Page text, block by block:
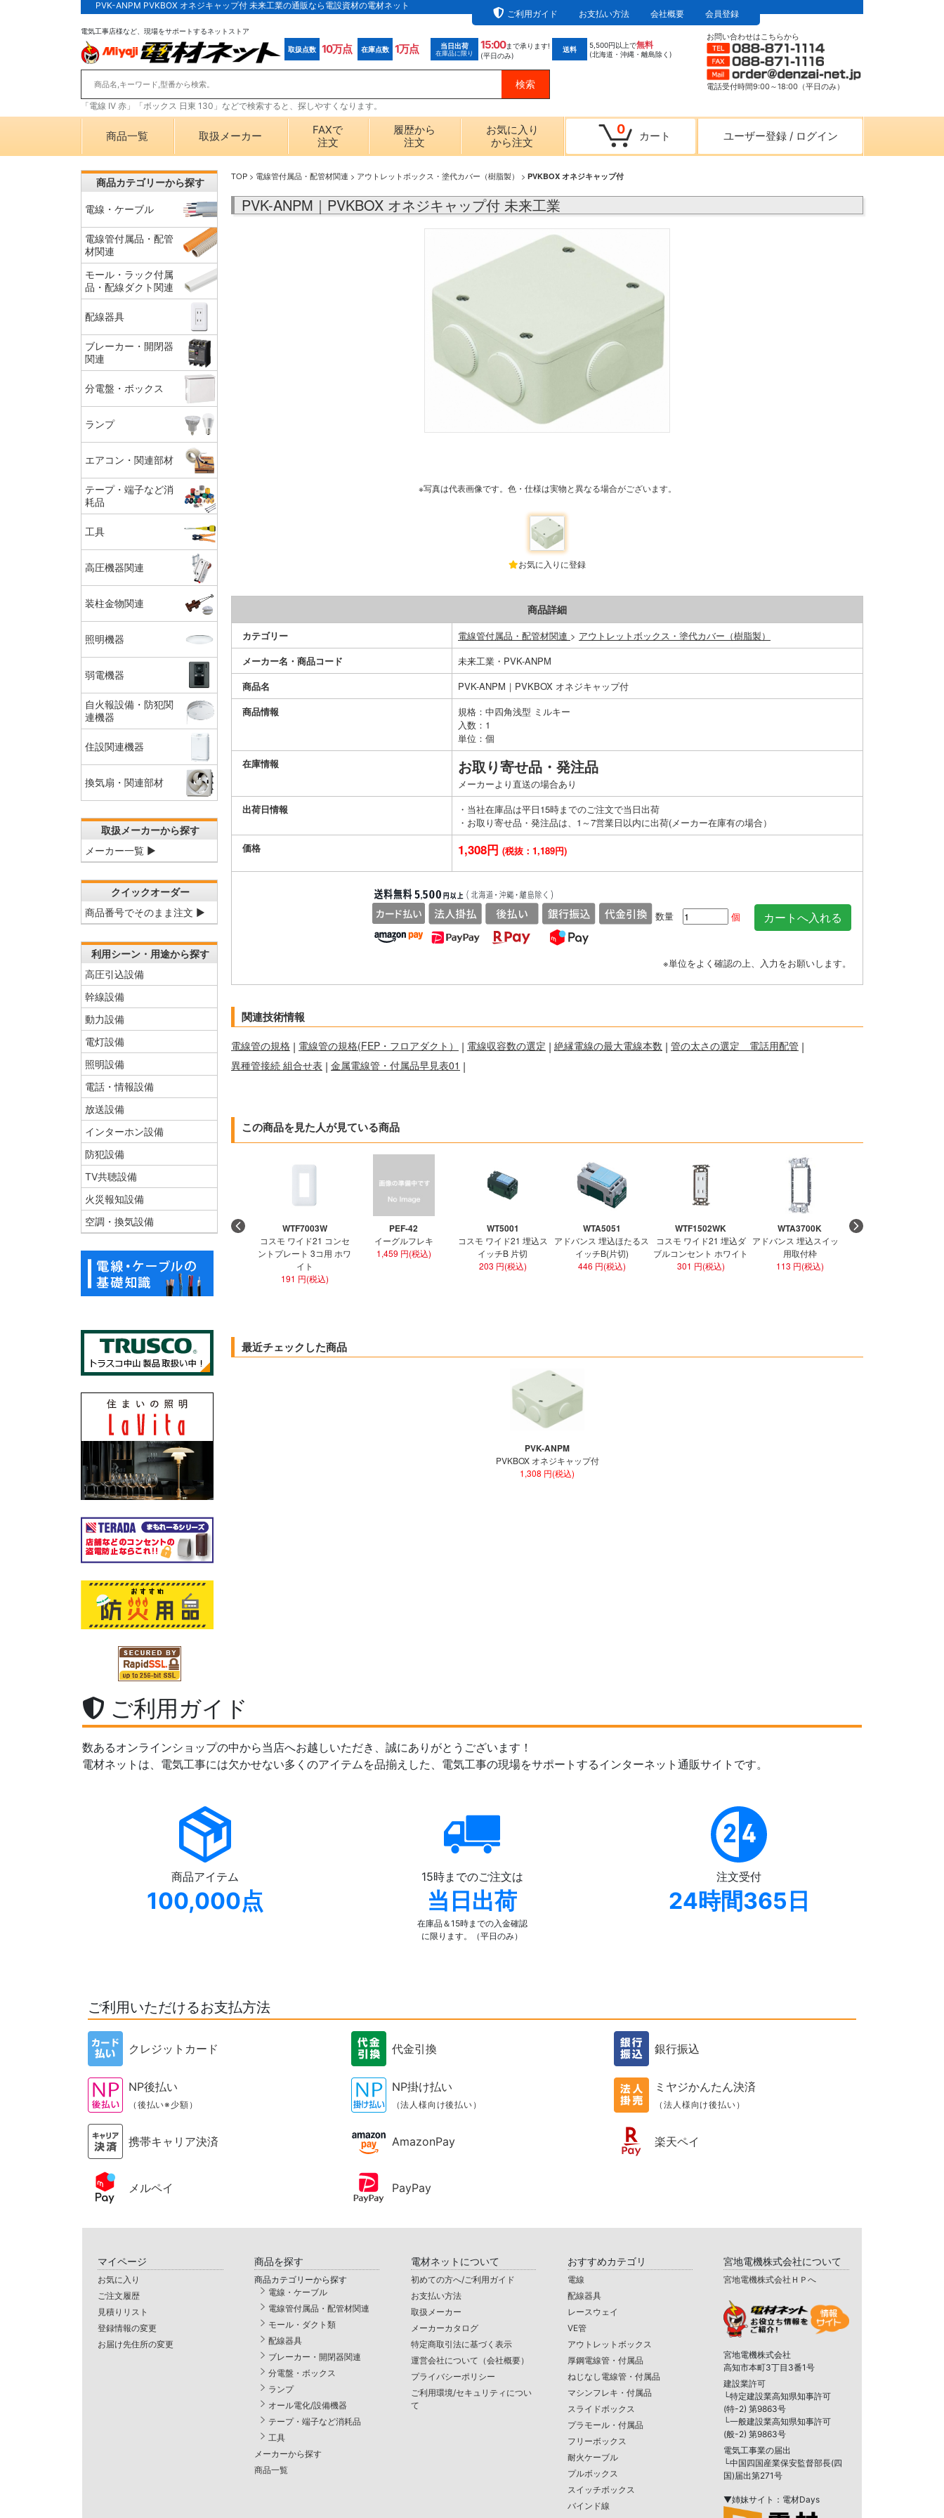
PVK-ANPM PVKBOX オネジキャップ付 未来工業の通販なら電設資材の電材ネット
ご利用ガイド
お支払い方法 会社概要 会員登録
電気工事店様など、現場をサポートするネットストア
取扱点数 10万点 在庫点数 1万点 当日出荷
在庫品に限り
15:00まで承ります!
(平日のみ)
送料 5,500円以上で無料
(北海道・沖縄・離島除く)
「電線 IV 赤」「ボックス 日東 130」などで検索すると、探しやすくなります。
お問い合わせはこちらから
電話受付時間9:00～18:00（平日のみ）
商品一覧 取扱メーカー
FAXで
注文
履歴から
注文
お気に入り
から注文
0 カート ユーザー登録 / ログイン
TOP > 電線管付属品・配管材関連 > アウトレットボックス・塗代カバー（樹脂製） > PVKBOX オネジキャップ付
PVK-ANPM｜PVKBOX オネジキャップ付 未来工業
※写真は代表画像です。色・仕様は実物と異なる場合がございます。
お気に入りに登録
商品詳細
カテゴリー 電線管付属品・配管材関連 > アウトレットボックス・塗代カバー（樹脂製）
メーカー名・商品コード
未来工業・PVK-ANPM
商品名
PVK-ANPM｜PVKBOX オネジキャップ付
商品情報
規格：中四角浅型 ミルキー
入数：1
単位：個
在庫情報
お取り寄せ品・発注品
メーカーより直送の場合あり
出荷日情報
・当社在庫品は平日15時までのご注文で当日出荷
・お取り寄せ品・発注品は、1～7営業日以内に出荷(メーカー在庫有の場合）
価格
1,308円 (税抜：1,189円)
数量 個
※単位をよく確認の上、入力をお願いします。
関連技術情報
電線管の規格 | 電線管の規格(FEP・フロアダクト） | 電線収容数の選定 | 絶縁電線の最大電線本数 | 管の太さの選定 電話用配管 |
異種管接続 組合せ表 | 金属電線管・付属品早見表01 |
この商品を見た人が見ている商品
WTF7003W
コスモ ワイド21 コンセ
ントプレート 3コ用 ホワ
イト
191 円(税込)
PEF-42
イーグルフレキ
1,459 円(税込)
WT5001
コスモ ワイド21 埋込ス
イッチB 片切
203 円(税込)
WTA5051
アドバンス 埋込ほたるス
イッチB(片切)
446 円(税込)
WTF1502WK
コスモ ワイド21 埋込ダ
ブルコンセント ホワイト
301 円(税込)
WTA3700K
アドバンス 埋込スイッチ
用取付枠
113 円(税込)
最近チェックした商品
PVK-ANPM
PVKBOX オネジキャップ付
1,308 円(税込)
商品カテゴリーから探す
電線・ケーブル
電線管付属品・配管
材関連
モール・ラック付属
品・配線ダクト関連
配線器具
ブレーカー・開閉器
関連
分電盤・ボックス
ランプ
エアコン・関連部材
テープ・端子など消
耗品
工具
高圧機器関連
装柱金物関連
照明機器
弱電機器
自火報設備・防犯関
連機器
住設関連機器
換気扇・関連部材
取扱メーカーから探す
メーカー一覧 ▶
クイックオーダー
商品番号でそのまま注文 ▶
利用シーン・用途から探す
高圧引込設備
幹線設備
動力設備
電灯設備
照明設備
電話・情報設備
放送設備
インターホン設備
防犯設備
TV共聴設備
火災報知設備
空調・換気設備
ご利用ガイド
数あるオンラインショップの中から当店へお越しいただき、誠にありがとうございます！
電材ネットは、電気工事には欠かせない多くのアイテムを品揃えした、電気工事の現場をサポートするインターネット通販サイトです。
商品アイテム
100,000点
15時までのご注文は
当日出荷
在庫品＆15時までの入金確認
に限ります。（平日のみ）
注文受付
24時間365日
ご利用いただけるお支払方法
クレジットカード 代金引換 銀行振込
NP後払い
（後払い※少額）
NP掛け払い
（法人様向け後払い）
ミヤジかんたん決済
（法人様向け後払い）
携帯キャリア決済 AmazonPay 楽天ペイ
メルペイ PayPay
マイページ
お気に入り
ご注文履歴
見積りリスト
登録情報の変更
お届け先住所の変更
商品を探す
商品カテゴリーから探す
電線・ケーブル
電線管付属品・配管材関連
モール・ダクト類
配線器具
ブレーカー・開閉器関連
分電盤・ボックス
ランプ
オール電化/設備機器
テープ・端子など消耗品
工具
メーカーから探す
商品一覧
電材ネットについて
初めての方へ/ご利用ガイド
お支払い方法
取扱メーカー
メーカーカタログ
特定商取引法に基づく表示
運営会社について（会社概要）
プライバシーポリシー
ご利用環境/セキュリティについ
て
おすすめカテゴリ
電線
配線器具
レースウェイ
VE管
アウトレットボックス
厚鋼電線管・付属品
ねじなし電線管・付属品
マシンフレキ・付属品
スライドボックス
プラモール・付属品
フリーボックス
耐火ケーブル
プルボックス
スイッチボックス
バインド線
宮地電機株式会社について
宮地電機株式会社ＨＰへ
宮地電機株式会社
高知市本町3丁目3番1号
建設業許可
└特定建設業高知県知事許可
(特-2) 第9863号
└一般建設業高知県知事許可
(般-2) 第9863号
電気工事業の届出
└中国四国産業保安監督部長(四
国)届出第271号
▼姉妹サイト：電材Days